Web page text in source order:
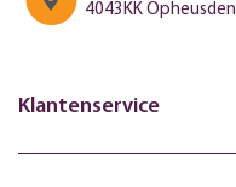
4043KK Opheusden
Klantenservice